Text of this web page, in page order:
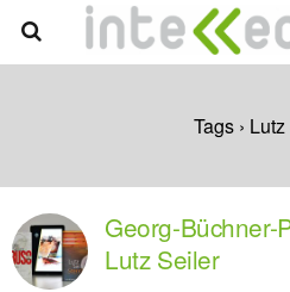
Tags ›
Georg-Büchner-
Lutz Seiler